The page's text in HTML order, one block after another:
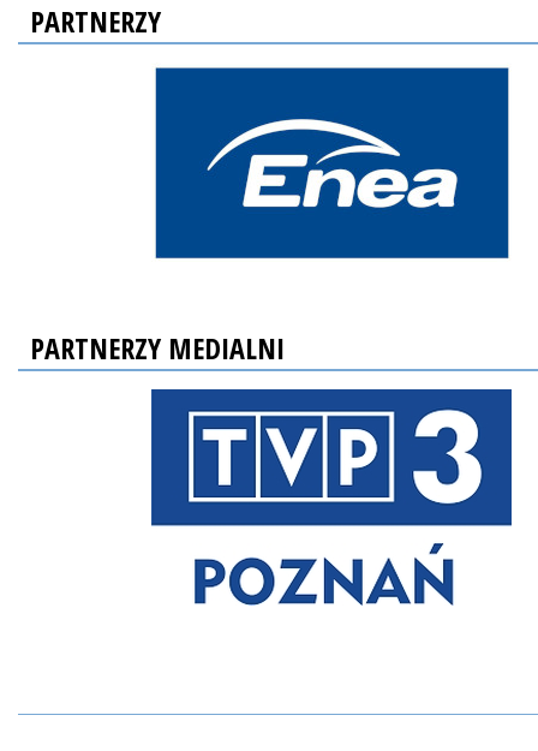
PARTNERZY
PARTNERZY MEDIALNI